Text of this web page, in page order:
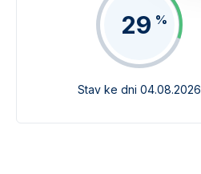
29 %
Stav ke dni 04.08.2026